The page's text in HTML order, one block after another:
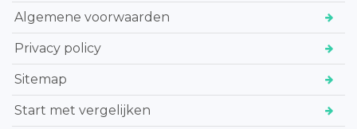
Algemene voorwaarden
Privacy policy
Sitemap
Start met vergelijken